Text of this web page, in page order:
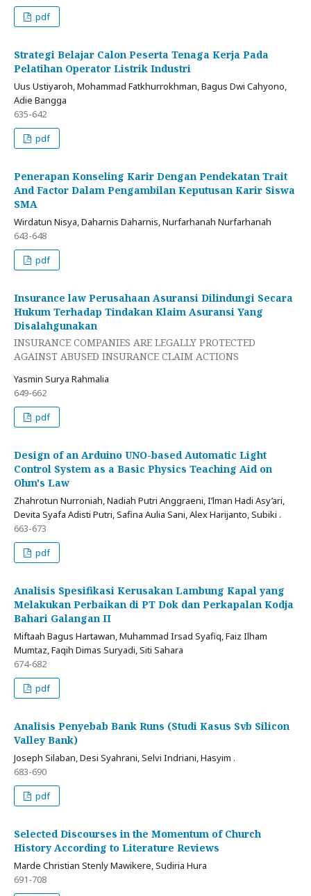
pdf
Strategi Belajar Calon Peserta Tenaga Kerja Pada
Pelatihan Operator Listrik Industri
Uus Ustiyaroh, Mohammad Fatkhurrokhman, Bagus Dwi Cahyono,
Adie Bangga
635-642
pdf
Penerapan Konseling Karir Dengan Pendekatan Trait
And Factor Dalam Pengambilan Keputusan Karir Siswa
SMA
Wirdatun Nisya, Daharnis Daharnis, Nurfarhanah Nurfarhanah
643-648
pdf
Insurance law Perusahaan Asuransi Dilindungi Secara
Hukum Terhadap Tindakan Klaim Asuransi Yang
Disalahgunakan
INSURANCE COMPANIES ARE LEGALLY PROTECTED
AGAINST ABUSED INSURANCE CLAIM ACTIONS
Yasmin Surya Rahmalia
649-662
pdf
Design of an Arduino UNO-based Automatic Light
Control System as a Basic Physics Teaching Aid on
Ohm's Law
Zhahrotun Nurroniah, Nadiah Putri Anggraeni, I’lman Hadi Asy’ari,
Devita Syafa Adisti Putri, Safina Aulia Sani, Alex Harijanto, Subiki .
663-673
pdf
Analisis Spesifikasi Kerusakan Lambung Kapal yang
Melakukan Perbaikan di PT Dok dan Perkapalan Kodja
Bahari Galangan II
Miftaah Bagus Hartawan, Muhammad Irsad Syafiq, Faiz Ilham
Mumtaz, Faqih Dimas Suryadi, Siti Sahara
674-682
pdf
Analisis Penyebab Bank Runs (Studi Kasus Svb Silicon
Valley Bank)
Joseph Silaban, Desi Syahrani, Selvi Indriani, Hasyim .
683-690
pdf
Selected Discourses in the Momentum of Church
History According to Literature Reviews
Marde Christian Stenly Mawikere, Sudiria Hura
691-708